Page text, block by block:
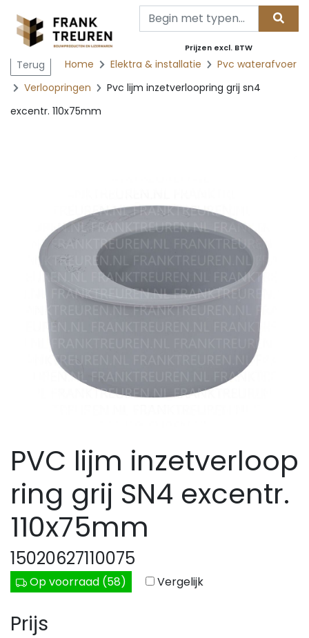
Prijzen excl. BTW
Terug Home Elektra & installatie
Pvc waterafvoer
Verloopringen
Pvc lijm inzetverloopring grij sn4
excentr. 110x75mm
PVC lijm inzetverloop
ring grij SN4 excentr.
110x75mm
15020627110075
Op voorraad (58) Vergelijk
Prijs